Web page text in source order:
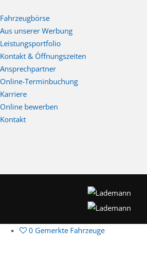
Fahrzeugbörse
Aus unserer Werbung
Leistungsportfolio
Kontakt & Öffnungszeiten
Ansprechpartner
Online-Terminbuchung
Karriere
Online bewerben
Kontakt
0 Gemerkte Fahrzeuge